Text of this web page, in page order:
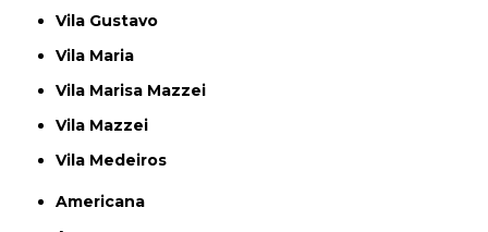
Vila Gustavo
Vila Maria
Vila Marisa Mazzei
Vila Mazzei
Vila Medeiros
Americana